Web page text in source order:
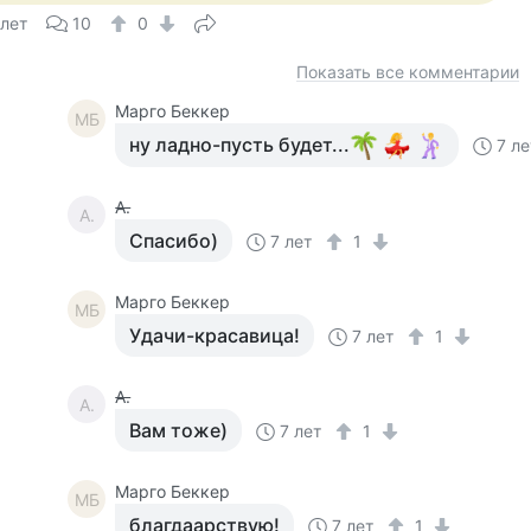
10 0
Показать все комментарии
MБ Mарго Беккер
ну ладно-пусть будет... 7
А. А.
Спасибо) 7 лет 1
MБ Mарго Беккер
Удачи-красавица! 7 лет 1
А. А.
Вам тоже) 7 лет 1
MБ Mарго Беккер
благдаарствую! 7 лет 1